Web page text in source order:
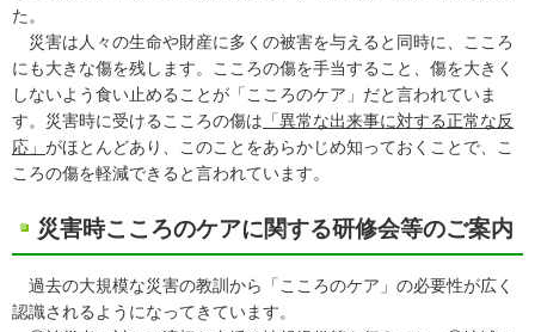
た。
災害は人々の生命や財産に多くの被害を与えると同時に、こころ
にも大きな傷を残します。こころの傷を手当すること、傷を大きく
しないよう食い止めることが「こころのケア」だと言われていま
す。災害時に受けるこころの傷は 「異常な出来事に対する正常な反
応」 がほとんどあり、このことをあらかじめ知っておくことで、こ
ころの傷を軽減できると言われています。
災害時こころのケアに関する研修会等のご案内
過去の大規模な災害の教訓から「こころのケア」の必要性が広く
認識されるようになってきています。